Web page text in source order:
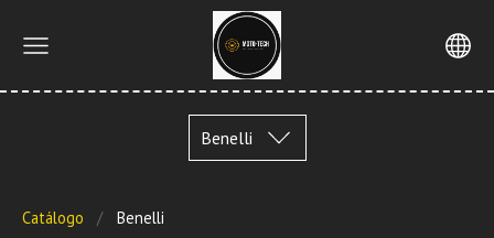
Benelli
Catálogo Benelli